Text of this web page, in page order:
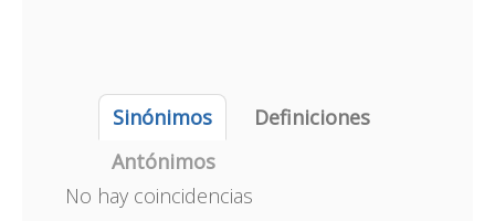
Sinónimos
Definiciones
Antónimos
No hay coincidencias